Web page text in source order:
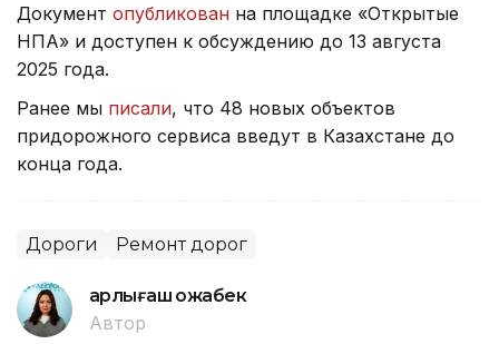
Документ опубликован на площадке «Открытые
НПА» и доступен к обсуждению до 13 августа
2025 года.
Ранее мы писали, что 48 новых объектов
придорожного сервиса введут в Казахстане до
конца года.
Дороги Ремонт дорог
Қарлығаш Қожабек
Автор